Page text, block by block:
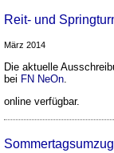
Reit- und
März 2014
Die aktuelle
bei FN NeOn
online verfügbar.